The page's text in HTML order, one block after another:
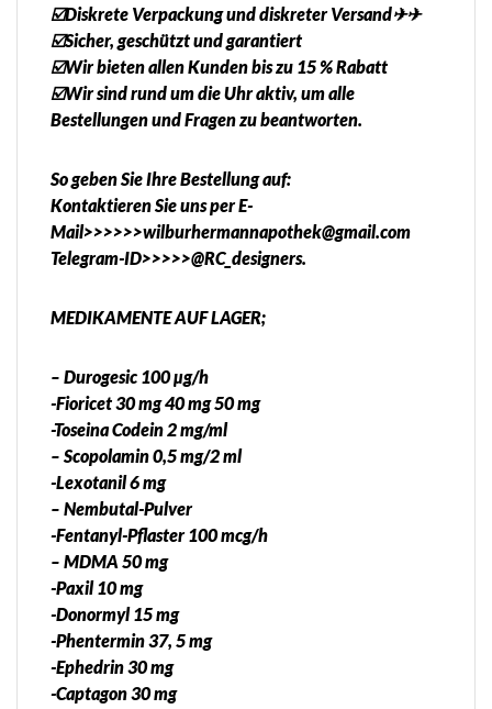
☑️Diskrete Verpackung und diskreter Versand✈✈
☑️Sicher, geschützt und garantiert
☑️Wir bieten allen Kunden bis zu 15 % Rabatt
☑️Wir sind rund um die Uhr aktiv, um alle
Bestellungen und Fragen zu beantworten.
So geben Sie Ihre Bestellung auf:
Kontaktieren Sie uns per E-
Mail>>>>>>wilburhermannapothek@gmail.com
Telegram-ID>>>>>@RC_designers.
MEDIKAMENTE AUF LAGER;
– Durogesic 100 µg/h
-Fioricet 30 mg 40 mg 50 mg
-Toseina Codein 2 mg/ml
– Scopolamin 0,5 mg/2 ml
-Lexotanil 6 mg
– Nembutal-Pulver
-Fentanyl-Pflaster 100 mcg/h
– MDMA 50 mg
-Paxil 10 mg
-Donormyl 15 mg
-Phentermin 37, 5 mg
-Ephedrin 30 mg
-Captagon 30 mg